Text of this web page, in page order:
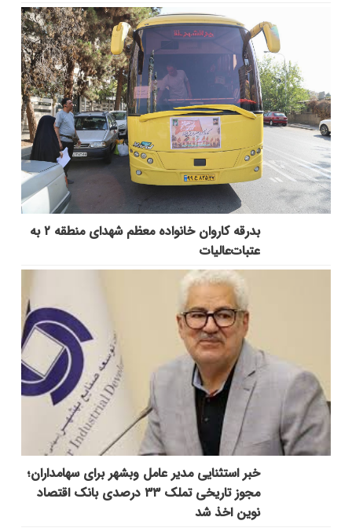
بدرقه کاروان خانواده معظم شهدای منطقه ۲ به
عتبات‌عالیات
خبر استثنایی مدیر عامل وبشهر برای سهامداران؛
مجوز تاریخی تملک ۳۳ درصدی بانک اقتصاد
نوین اخذ شد